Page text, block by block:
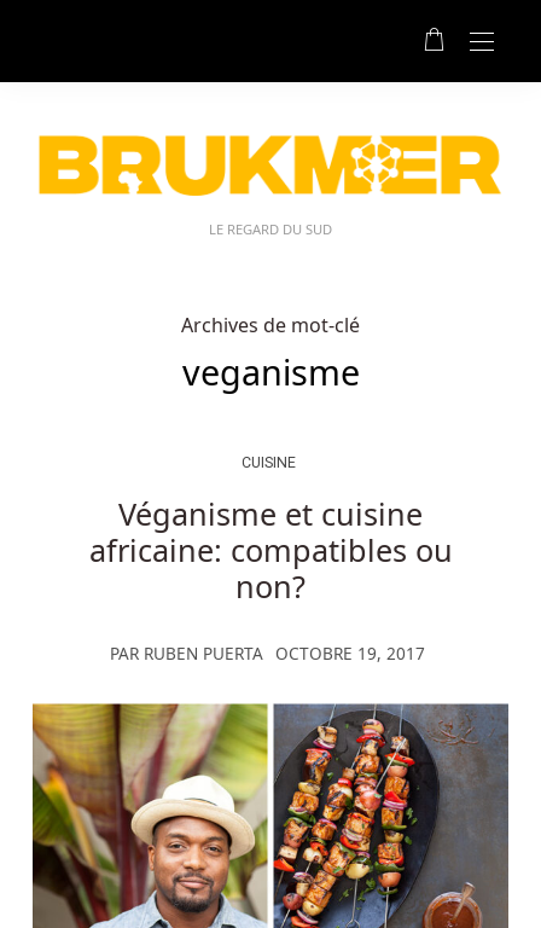
LE REGARD DU SUD
Archives de mot-clé
veganisme
CUISINE
Véganisme et cuisine
africaine: compatibles ou
non?
PAR RUBEN PUERTA OCTOBRE 19, 2017